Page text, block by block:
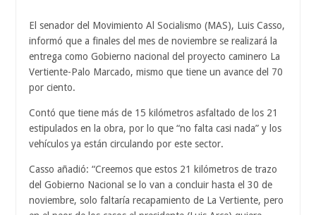
El senador del Movimiento Al Socialismo (MAS), Luis Casso,
informó que a finales del mes de noviembre se realizará la
entrega como Gobierno nacional del proyecto caminero La
Vertiente-Palo Marcado, mismo que tiene un avance del 70
por ciento.
Contó que tiene más de 15 kilómetros asfaltado de los 21
estipulados en la obra, por lo que “no falta casi nada” y los
vehículos ya están circulando por este sector.
Casso añadió: “Creemos que estos 21 kilómetros de trazo
del Gobierno Nacional se lo van a concluir hasta el 30 de
noviembre, solo faltaría recapamiento de La Vertiente, pero